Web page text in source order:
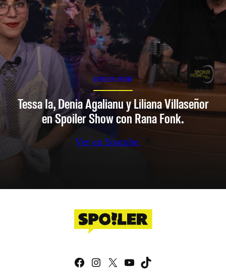
SPOILER SHOW
Tessa Ia, Denia Agalianu y Liliana Villaseñor
en Spoiler Show con Rana Fonk.
Ver en Youtube
Facebook
Instagram
X YouTube